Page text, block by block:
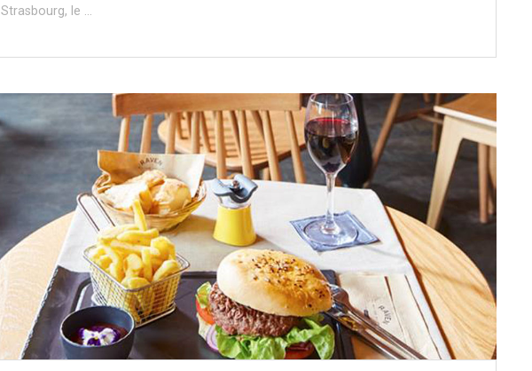
Strasbourg, le …